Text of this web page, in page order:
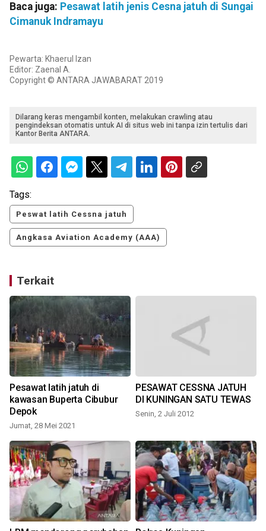
Baca juga: Pesawat latih jenis Cesna jatuh di Sungai
Cimanuk Indramayu
Pewarta: Khaerul Izan
Editor: Zaenal A.
Copyright © ANTARA JAWABARAT 2019
Dilarang keras mengambil konten, melakukan crawling atau
pengindeksan otomatis untuk AI di situs web ini tanpa izin tertulis dari
Kantor Berita ANTARA.
Tags:
Peswat latih Cessna jatuh
Angkasa Aviation Academy (AAA)
Terkait
Pesawat latih jatuh di
kawasan Buperta Cibubur
Depok
Jumat, 28 Mei 2021
PESAWAT CESSNA JATUH
DI KUNINGAN SATU TEWAS
Senin, 2 Juli 2012